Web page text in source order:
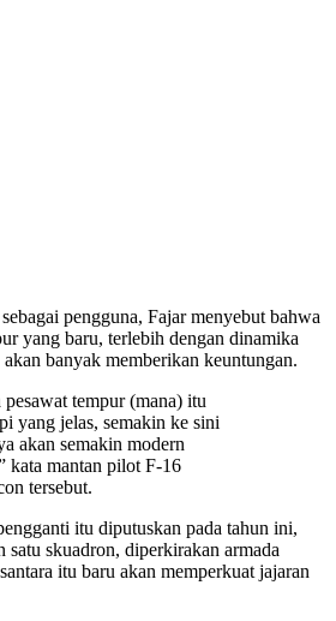
pengguna, Fajar menyebut bahwa
yang baru, terlebih dengan dinamika
banyak memberikan keuntungan.
pesawat tempur (mana) itu
yang jelas, semakin ke sini
akan semakin modern
kata mantan pilot F-16
tersebut.
itu diputuskan pada tahun ini,
satu skuadron, diperkirakan armada
itu baru akan memperkuat jajaran